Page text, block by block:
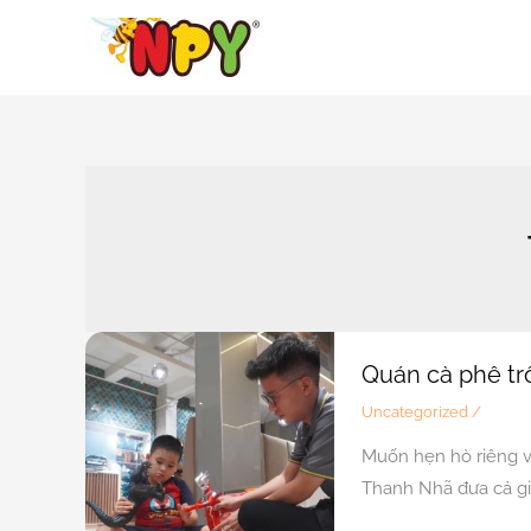
Quán cà phê
Uncategorized /
Muốn hẹn hò riêng
Thanh Nhã đưa cả